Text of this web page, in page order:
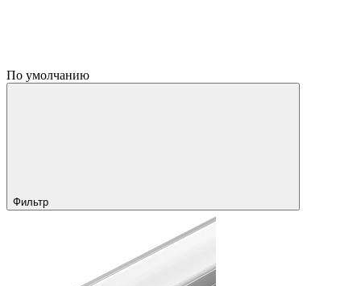
По умолчанию
Фильтр